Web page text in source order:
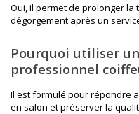
Oui, il permet de prolonger la
dégorgement après un
Pourquoi utiliser
professionnel
Il est formulé pour répondre
en salon et préserver la